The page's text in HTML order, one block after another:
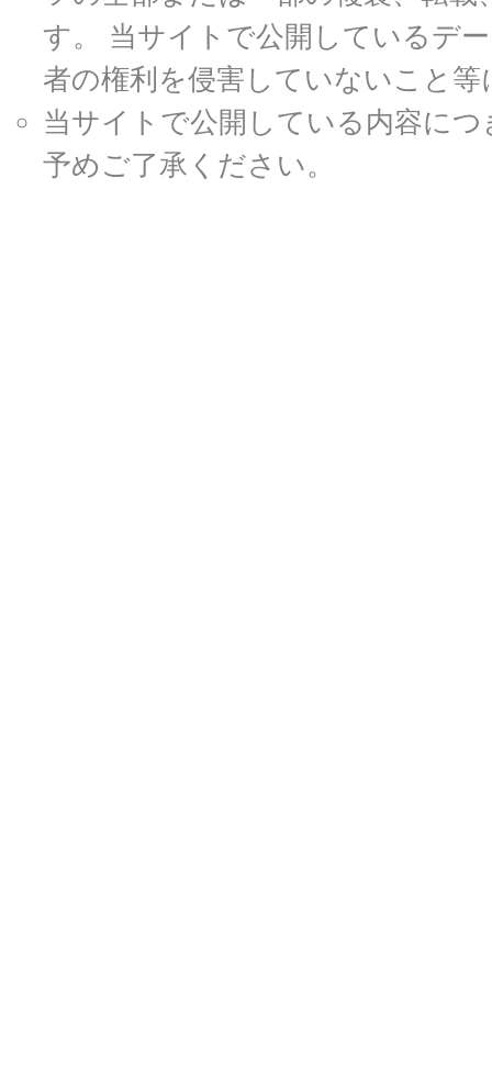
す。 当サイトで公開しているデ
者の権利を侵害していないこと
当サイトで公開している内容に
予めご了承ください。